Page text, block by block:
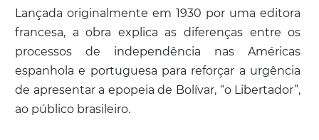
Lançada originalmente em 1930 por uma editora
francesa, a obra explica as diferenças entre os
processos de independência nas Américas
espanhola e portuguesa para reforçar a urgência
de apresentar a epopeia de Bolívar, “o Libertador”,
ao público brasileiro.